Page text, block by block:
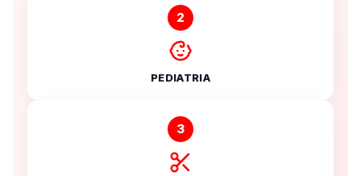
2
PEDIATRIA
3